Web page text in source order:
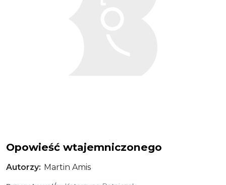
Opowieść wtajemniczonego
Autorzy Martin Amis